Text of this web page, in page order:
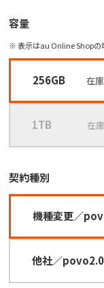
容量
※ 表示はau Online Shopの
256GB 在
1TB 在
契約種別
機種変更／
他社／